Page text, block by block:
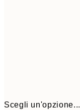
Scegli un'opzione...